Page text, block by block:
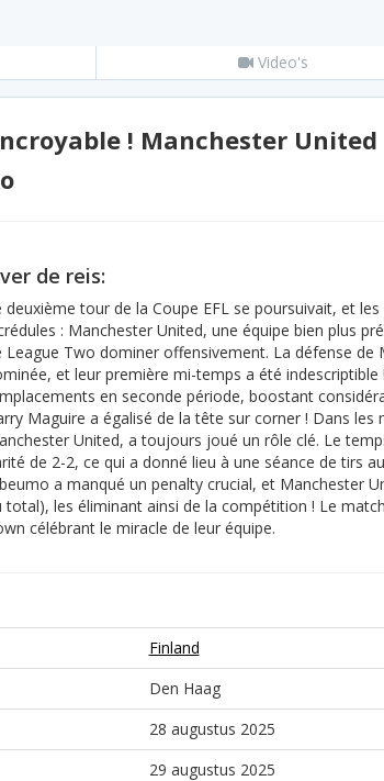
Video's
! Manchester
de reis:
deuxième tour de la Coupe EFL se poursuivait, et
: Manchester United, une équipe bien plus
League Two dominer offensivement. La défense
et leur première mi-temps a été
en seconde période, boostant
Maguire a égalisé de la tête sur corner ! Dans
United, a toujours joué un rôle clé. Le
de 2-2, ce qui a donné lieu à une séance de tirs
a manqué un penalty crucial, et Manchester
total), les éliminant ainsi de la compétition ! Le
célébrant le miracle de leur équipe.
Finland
Den Haag
28 augustus 2025
29 augustus 2025